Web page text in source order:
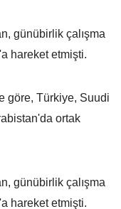
günübirlik çalışma
hareket etmişti.
göre, Türkiye, Suudi
ortak
günübirlik çalışma
hareket etmişti.